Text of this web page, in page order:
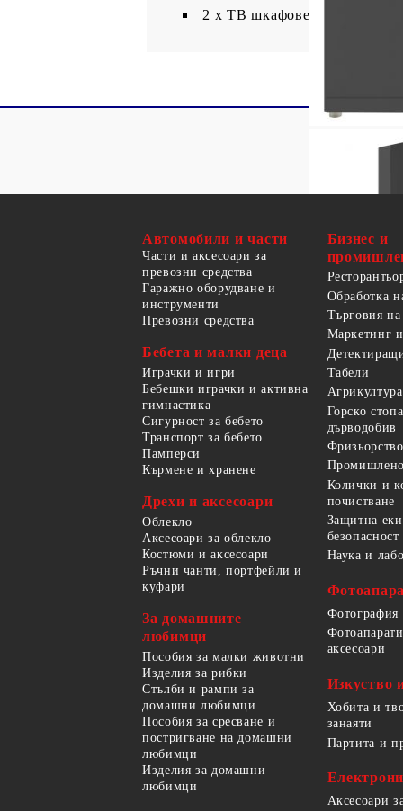
2 x ТВ шкафове
Автомобили и части
Части и аксесоари за
превозни средства
Гаражно оборудване и
инструменти
Превозни средства
Бебета и малки деца
Играчки и игри
Бебешки играчки и активна
гимнастика
Сигурност за бебето
Транспорт за бебето
Памперси
Кърмене и хранене
Дрехи и аксесоари
Облекло
Аксесоари за облекло
Костюми и аксесоари
Ръчни чанти, портфейли и
куфари
За домашните
любимци
Пособия за малки животни
Изделия за рибки
Стълби и рампи за
домашни любимци
Пособия за сресване и
постригване на домашни
любимци
Изделия за домашни
любимци
Бизнес и
Обработка
Търговия
Маркетинг
Табели
Агрикултура
Горско
дърводобив
Колички и
почистване
Защитна
Наука и
Фотография
аксесоари
Изкуство
Хобита и
занаяти
Партита и
Аксесоари